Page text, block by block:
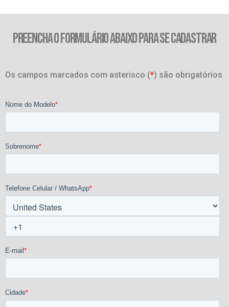
PREENCHA O FORMULÁRIO ABAIXO PARA SE CADASTRAR
Os campos marcados com asterisco (*) são obrigatórios